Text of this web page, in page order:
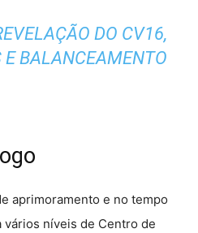
DO CV16,
BALANCEAMENTO
aprimoramento e no tempo
níveis de Centro de